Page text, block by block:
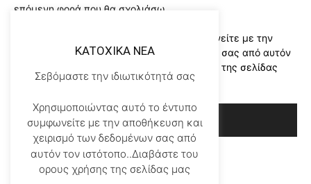
επόμενη φορά που θα σχολιάσω.
Χρησιμοποιώντας αυτό το έντυπο συμφωνείτε με την
αποθήκευση και χειρισμό των δεδομένων σας από αυτόν
τον ιστότοπο..Διαβάστε του ορους χρήσης της σελίδας
μας*
KATOXIKA NEA
Σεβόμαστε την ιδιωτικότητά σας
Χρησιμοποιώντας αυτό το έντυπο
συμφωνείτε με την αποθήκευση και
χειρισμό των δεδομένων σας από
αυτόν τον ιστότοπο..Διαβάστε του
ορους χρήσης της σελίδας μας